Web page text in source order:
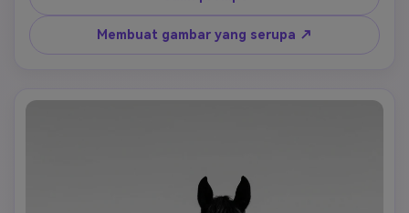
Membuat gambar yang serupa ↗